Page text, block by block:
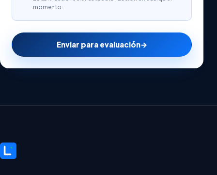
momento.
Enviar para evaluación→